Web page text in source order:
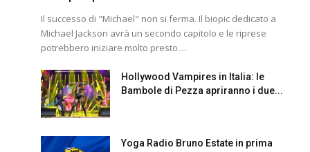
Il successo di "Michael" non si ferma. Il biopic dedicato a
Michael Jackson avrà un secondo capitolo e le riprese
potrebbero iniziare molto presto....
Hollywood Vampires in Italia: le
Bambole di Pezza apriranno i due...
Yoga Radio Bruno Estate in prima